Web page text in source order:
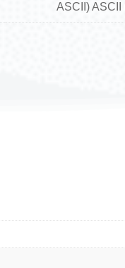
ASCII)